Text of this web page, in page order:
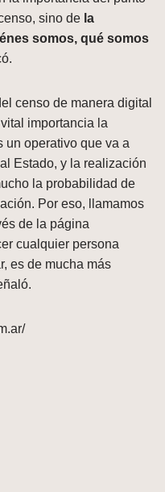
sino de la
somos, qué somos
censo de manera digital
importancia la
un operativo que va a
Estado, y la realización
la probabilidad de
Por eso, llamamos
de la página
cualquier persona
es de mucha más